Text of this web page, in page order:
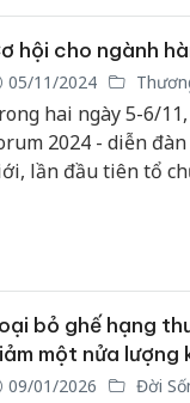
hội cho ngành
05/11/2024
hai ngày 5-6/
2024 - diễn
lần đầu tiên tổ
bỏ ghế hạng
một nửa lượng
09/01/2026 Đời